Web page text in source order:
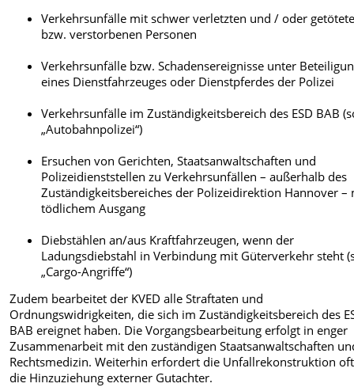
Verkehrsunfälle mit schwer verletzten und / oder
bzw. verstorbenen Personen
Verkehrsunfälle bzw. Schadensereignisse unter
eines Dienstfahrzeuges oder Dienstpferdes der Polizei
Verkehrsunfälle im Zuständigkeitsbereich des ESD BAB
„Autobahnpolizei“)
Ersuchen von Gerichten, Staatsanwaltschaften und
Polizeidienststellen zu Verkehrsunfällen – außerhalb des
Zuständigkeitsbereiches der Polizeidirektion Hannover –
tödlichem Ausgang
Diebstählen an/aus Kraftfahrzeugen, wenn der
Ladungsdiebstahl in Verbindung mit Güterverkehr steht
„Cargo-Angriffe“)
Zudem bearbeitet der KVED alle Straftaten und
Ordnungswidrigkeiten, die sich im Zuständigkeitsbereich des
BAB ereignet haben. Die Vorgangsbearbeitung erfolgt in enger
Zusammenarbeit mit den zuständigen Staatsanwaltschaften
Rechtsmedizin. Weiterhin erfordert die Unfallrekonstruktion
die Hinzuziehung externer Gutachter.